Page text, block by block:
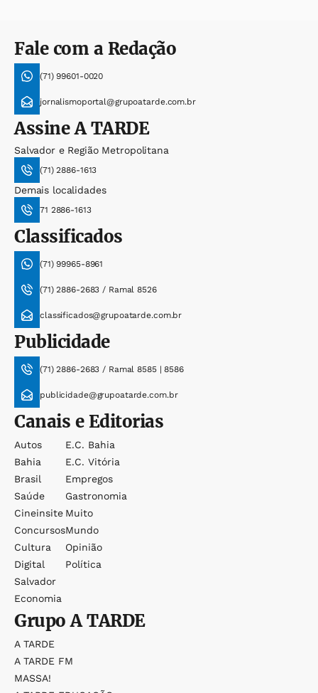
Fale com a Redação
(71) 99601-0020
jornalismoportal@grupoatarde.com.br
AssineA TARDE
Salvador e Região Metropolitana
(71) 2886-1613
Demais localidades
71 2886-1613
Classificados
(71) 99965-8961
(71) 2886-2683 / Ramal 8526
classificados@grupoatarde.com.br
Publicidade
(71) 2886-2683 / Ramal 8585 | 8586
publicidade@grupoatarde.com.br
Canais e Editorias
Autos
Bahia
Brasil
Saúde
Cineinsite
Concursos
Cultura
Digital
Salvador
Economia
E.c. Bahia
E.c. Vitória
Empregos
Gastronomia
Muito
Mundo
Opinião
Política
GrupoA TARDE
A TARDE
A TARDE FM
MASSA!